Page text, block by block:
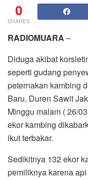
0
SHARES
RADIOMUARA –
Diduga akibat
seperti gudang
peternakan kambing
Baru, Duren Sawit
Minggu malam ( 26/
ekor kambing
ikut terbakar.
Sedikitnya 132 ekor
pemiliknya karena